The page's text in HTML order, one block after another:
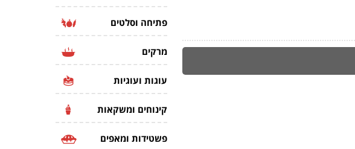
פתיחה וסלטים
מרקים
עוגות ועוגיות
קינוחים ומשקאות
פשטידות ומאפים